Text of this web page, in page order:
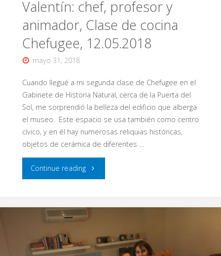
Valentín: chef, profesor y
animador, Clase de cocina
Chefugee, 12.05.2018
mayo 31, 2018
Cuando llegué a mi segunda clase de Chefugee en el
Gabinete de Historia Natural, cerca de la Puerta del
Sol, me sorprendió la belleza del edificio que alberga
el museo. Este espacio se usa también como centro
cívico, y en él hay numerosas reliquias históricas,
objetos de cerámica de diferentes …
Continue reading"Cocina
con
chef,